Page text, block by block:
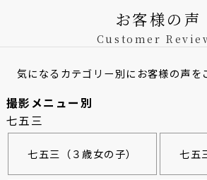
お客様の声
Customer
気になるカテゴリー別にお客様の声を
撮影メニュー別
七五三
七五三（３歳女の子） 七五